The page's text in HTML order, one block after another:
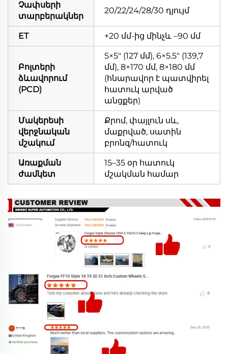
Չափսերի
տարբերակներ
20/22/24/28/30 դյույմ
ET +20 մմ-ից մինչև –90 մմ
Բոլտերի
ձևավորում
(PCD)
5×5" (127 մմ), 6×5.5" (139,7
մմ), 8×170 մմ, 8×180 մմ
(հնարավոր է պատվիրել
հատուկ արված
անցքեր)
Մակերեսի
վերջնական
մշակում
Քրոմ, փայլուն սև,
մաքրված, սատին
բրոնզ/հատուկ
Առաքման
ժամկետ
15–35 օր հատուկ
մշակման համար